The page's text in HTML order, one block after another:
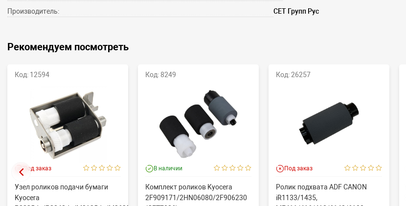
Производитель: СЕТ Групп Рус
Рекомендуем посмотреть
Код: 12594
Под заказ
Узел роликов подачи бумаги
Kyocera
Код: 8249
В наличии
Комплект роликов Kyocera
2F909171/2HN06080/2F906230
Код: 26257
Под заказ
Ролик подхвата ADF CANON
iR1133/1435,